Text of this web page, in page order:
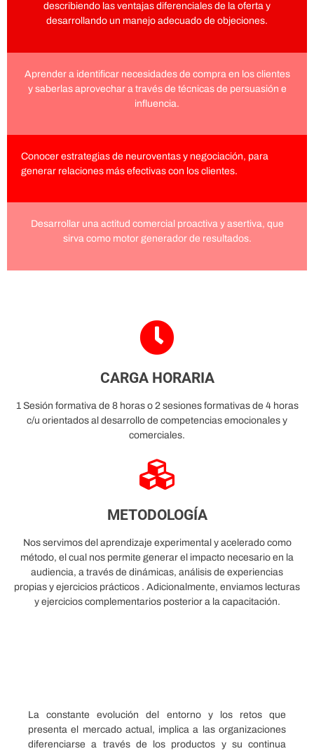
describiendo las ventajas diferenciales de la oferta y
desarrollando un manejo adecuado de objeciones.
Aprender a identificar necesidades de compra en los clientes
y saberlas aprovechar a través de técnicas de persuasión e
influencia.
Conocer estrategias de neuroventas y negociación, para
generar relaciones más efectivas con los clientes.
Desarrollar una actitud comercial proactiva y asertiva, que
sirva como motor generador de resultados.
CARGA HORARIA
1 Sesión formativa de 8 horas o 2 sesiones formativas de 4 horas
c/u orientados al desarrollo de competencias emocionales y
comerciales.
METODOLOGÍA
Nos servimos del aprendizaje experimental y acelerado como
método, el cual nos permite generar el impacto necesario en la
audiencia, a través de dinámicas, análisis de experiencias
propias y ejercicios prácticos . Adicionalmente, enviamos lecturas
y ejercicios complementarios posterior a la capacitación.
La constante evolución del entorno y los retos que
presenta el mercado actual, implica a las organizaciones
diferenciarse a través de los productos y su continua